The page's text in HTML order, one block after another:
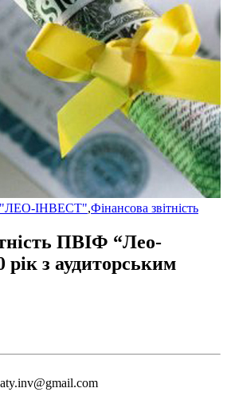
ІНВЕСТ",Фінансова звітність
ПВІФ “Лео-
рік з аудиторським